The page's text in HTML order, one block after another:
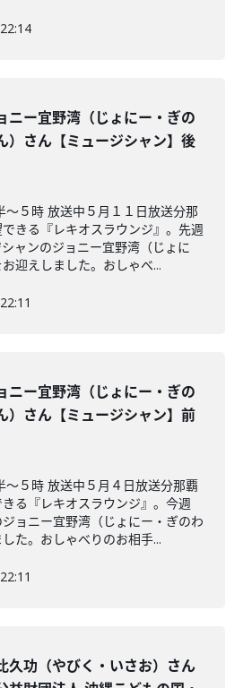
ニー宜野湾（じょにー・ぎの
）さん【ミュージシャン】後
～５時 放送中５月１１日放送分那
きる『レキオスラウンジ』。先週
ャンのジョニー宜野湾（じょに
迎えしました。おしゃべ...
ニー宜野湾（じょにー・ぎの
）さん【ミュージシャン】前
～５時 放送中５月４日放送分那覇
る『レキオスラウンジ』。今週
ョニー宜野湾（じょにー・ぎのわ
た。おしゃべりのお相手...
久功（やびく・いさお）さん